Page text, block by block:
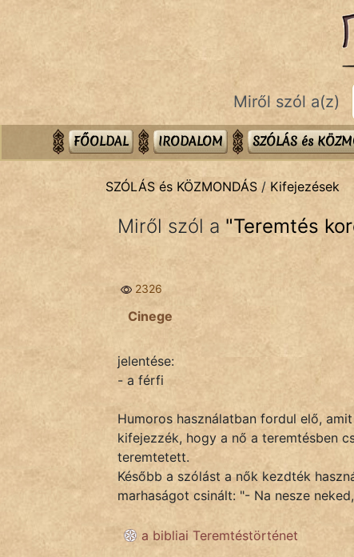
Bibliai
Közmondások
Szóláscsoportok
KÖZMONDÁS
Miről szól a(z)
FŐOLDAL IRODALOM SZÓLÁS és
SZÓLÁS és KÖZMONDÁS / Kifejezések
Miről szól a "Teremtés
2326
Cinege
jelentése:
- a férfi
Humoros használatban fordul elő,
kifejezzék, hogy a nő a teremtésben
teremtetett.
Később a szólást a nők kezdték
marhaságot csinált: "- Na nesze
a bibliai Teremtéstörténet